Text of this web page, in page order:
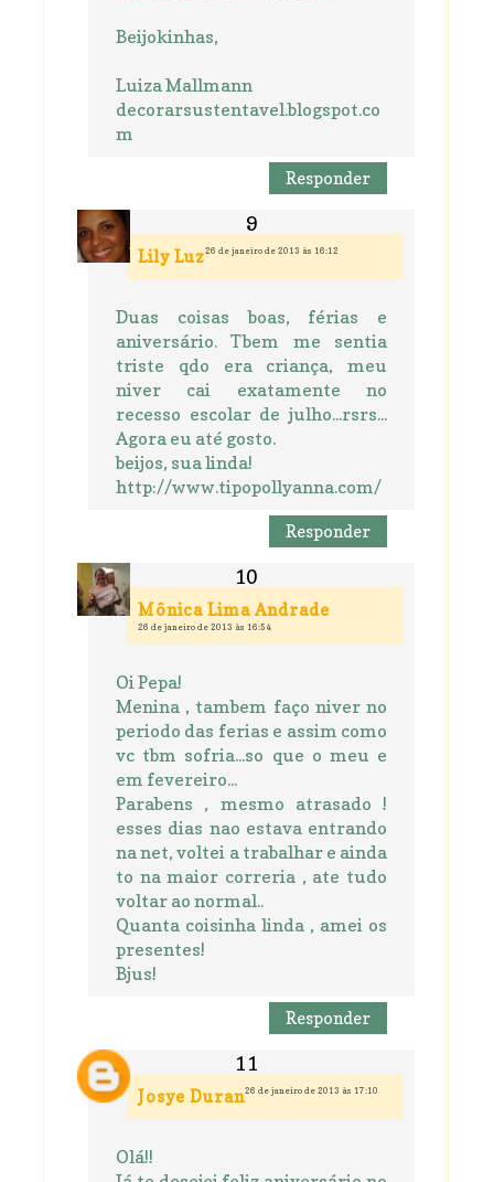
Beijokinhas,
Luiza Mallmann
decorarsustentavel.blogspot.co
m
Responder
Lily Luz26 de janeiro de 2013 às 16:12
Duas coisas boas, férias e
aniversário. Tbem me sentia
triste qdo era criança, meu
niver cai exatamente no
recesso escolar de julho...rsrs...
Agora eu até gosto.
beijos, sua linda!
http://www.tipopollyanna.com/
Responder
Mônica Lima Andrade
26 de janeiro de 2013 às 16:54
Oi Pepa!
Menina , tambem faço niver no
periodo das ferias e assim como
vc tbm sofria...so que o meu e
em fevereiro...
Parabens , mesmo atrasado !
esses dias nao estava entrando
na net, voltei a trabalhar e ainda
to na maior correria , ate tudo
voltar ao normal..
Quanta coisinha linda , amei os
presentes!
Bjus!
Responder
Josye Duran26 de janeiro de 2013 às 17:10
Olá!!